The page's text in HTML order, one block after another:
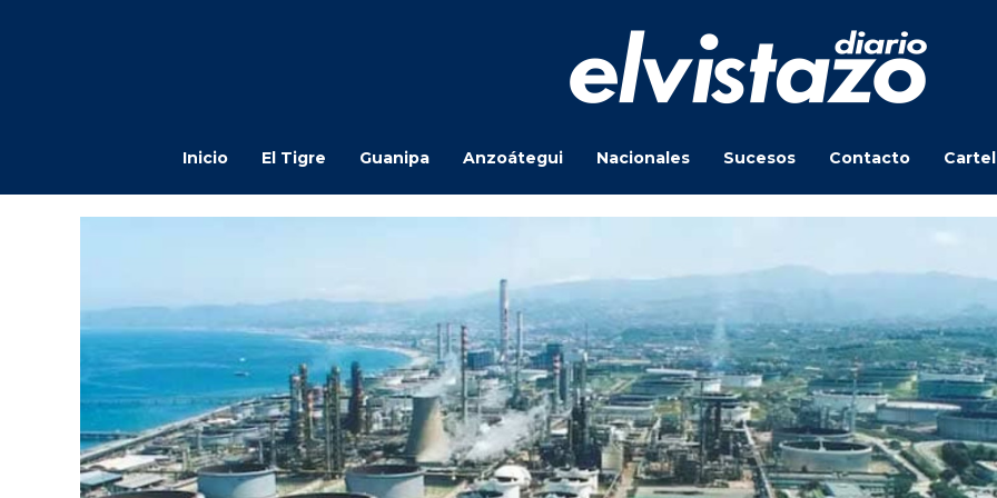
Inicio El Tigre Guanipa Anzoátegui Nacionales Sucesos Contacto